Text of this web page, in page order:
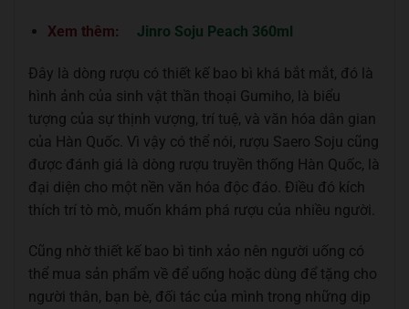
Xem thêm: Jinro Soju Peach 360ml
Đây là dòng rượu có thiết kế bao bì khá bắt mắt, đó là
hình ảnh của sinh vật thần thoại Gumiho, là biểu
tượng của sự thịnh vượng, trí tuệ, và văn hóa dân gian
của Hàn Quốc. Vì vậy có thể nói, rượu Saero Soju cũng
được đánh giá là dòng rượu truyền thống Hàn Quốc, là
đại diện cho một nền văn hóa độc đáo. Điều đó kích
thích trí tò mò, muốn khám phá rượu của nhiều người.
Cũng nhờ thiết kế bao bì tinh xảo nên người uống có
thể mua sản phẩm về để uống hoặc dùng để tặng cho
người thân, bạn bè, đối tác của mình trong những dịp